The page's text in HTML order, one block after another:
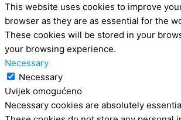
This website uses cookies to improve
browser as they are as essential for the
These cookies will be stored in your
your browsing experience.
Necessary
Necessary
Uvijek omogućeno
Necessary cookies are absolutely